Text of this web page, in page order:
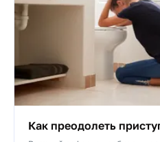
Как преодолеть